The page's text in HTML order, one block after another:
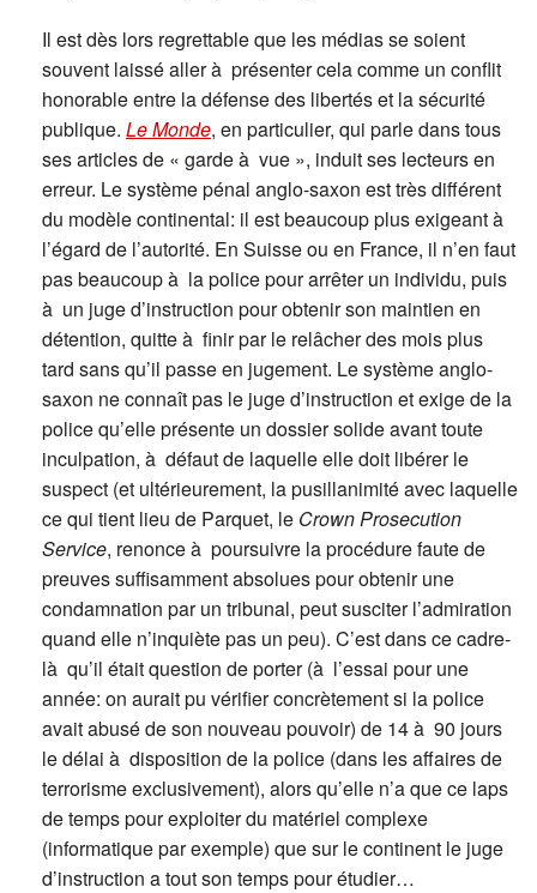
Il est dès lors regrettable que les médias se soient
souvent laissé aller à présenter cela comme un conflit
honorable entre la défense des libertés et la sécurité
publique. Le Monde, en particulier, qui parle dans tous
ses articles de « garde à vue », induit ses lecteurs en
erreur. Le système pénal anglo-saxon est très différent
du modèle continental: il est beaucoup plus exigeant à
l’égard de l’autorité. En Suisse ou en France, il n’en faut
pas beaucoup à la police pour arrêter un individu, puis
à un juge d’instruction pour obtenir son maintien en
détention, quitte à finir par le relâcher des mois plus
tard sans qu’il passe en jugement. Le système anglo-
saxon ne connaît pas le juge d’instruction et exige de la
police qu’elle présente un dossier solide avant toute
inculpation, à défaut de laquelle elle doit libérer le
suspect (et ultérieurement, la pusillanimité avec laquelle
ce qui tient lieu de Parquet, le Crown Prosecution
Service, renonce à poursuivre la procédure faute de
preuves suffisamment absolues pour obtenir une
condamnation par un tribunal, peut susciter l’admiration
quand elle n’inquiète pas un peu). C’est dans ce cadre-
là qu’il était question de porter (à l’essai pour une
année: on aurait pu vérifier concrètement si la police
avait abusé de son nouveau pouvoir) de 14 à 90 jours
le délai à disposition de la police (dans les affaires de
terrorisme exclusivement), alors qu’elle n’a que ce laps
de temps pour exploiter du matériel complexe
(informatique par exemple) que sur le continent le juge
d’instruction a tout son temps pour étudier…